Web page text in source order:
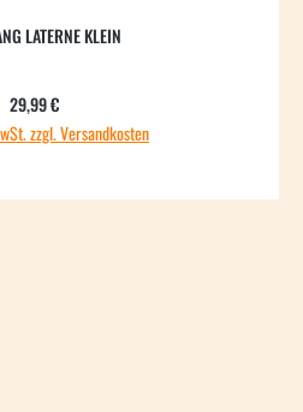
LATERNE KLEIN
Regulärer Preis:
29,99 €
zzgl. Versandkosten